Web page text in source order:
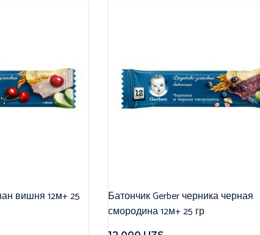
вишня 12м+ 25
Батончик Gerber черника черная
смородина 12м+ 25 гр